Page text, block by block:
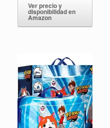
Ver precio y
disponibilidad en
Amazon